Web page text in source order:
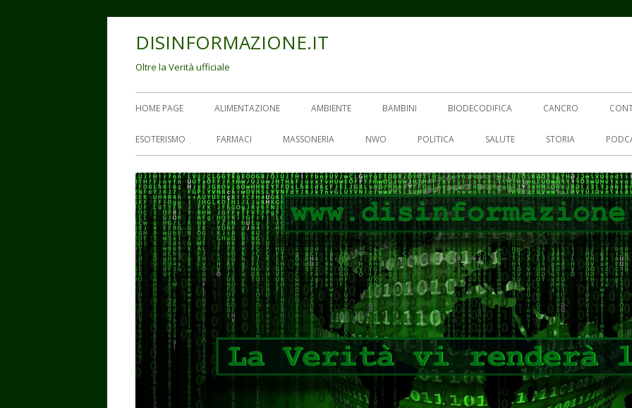
DISINFORMAZIONE.IT
Oltre la Verità ufficiale
Menu
principale
HOME PAGE ALIMENTAZIONE AMBIENTE BAMBINI BIODECODIFICA CANCRO
ESOTERISMO FARMACI MASSONERIA NWO POLITICA SALUTE STORIA